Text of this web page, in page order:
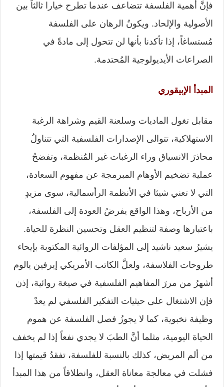
فإنَّ أهمية الفلسفة تتضاعف عندما تطرح خيارا ثالثاً بين
الأصولية والإلحاد. ويكونُ الرهان على الفلسفة
مُستساغاً، إذا تأكدنا بأنها لن تتحول إلى مادةً في
الصراعات الأيديولوجية المُحتدمة.
المبدأ الإبيقوري
مقابل تغول الماديات وسلعنة القيم وشراهة الرغبة
الاستهلاكية، تتوالى الإصدارات الفلسفية التي تتناولُ
محاذرَ الانسياق وراء الرغبات غير المُنظمة، وتفضحُ
عملية تضخيم الأوهام المبرمجة عن مفهوم السعادة،
التي لا تعني شيئا في الأنظمة الرأسمالية، سوى مزيدٍ
من الأرباح، وهذا الواقع يفرضُ العودة إلى الفلسفة،
باعتبارها وصفة لتنظيم العقل وتحسين النظرة للحياة.
يشيرُ سعيد ناشيد إلى المؤلفات الروائية المكتوبة بإيحاء
طروحات الفلاسفة، ولعلَّ الكاتب الأمريكي إيرفين يالوم
أشهرُ من مررَ المفاهيم الفلسفية في صيغة روائية، إذن
فإن الاشتغال على حيثيات التفكير الفلسفي لم يعدْ
وظيفة نخبوية، كما لا يجوزُ فصل الفلسفة عن هموم
الحياة اليومية، مثلما أنَّ الطبَ لا يجدي نفعاً إذا لم يخفف
من ألم المريض، كذلك بالنسبة للفلسفة، تفقدُ قيمتها إذا
فشلت في معالجة معاناة العقل، وانطلاقاً من هذا المبدأ